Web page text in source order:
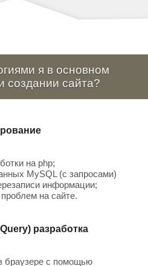
я в основном
на php;
MySQL (с запросами)
информации;